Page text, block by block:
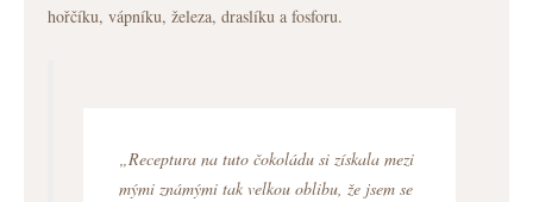
hořčíku, vápníku, železa, draslíku a fosforu.
„Receptura na tuto čokoládu si získala mezi
mými známými tak velkou oblibu, že jsem se